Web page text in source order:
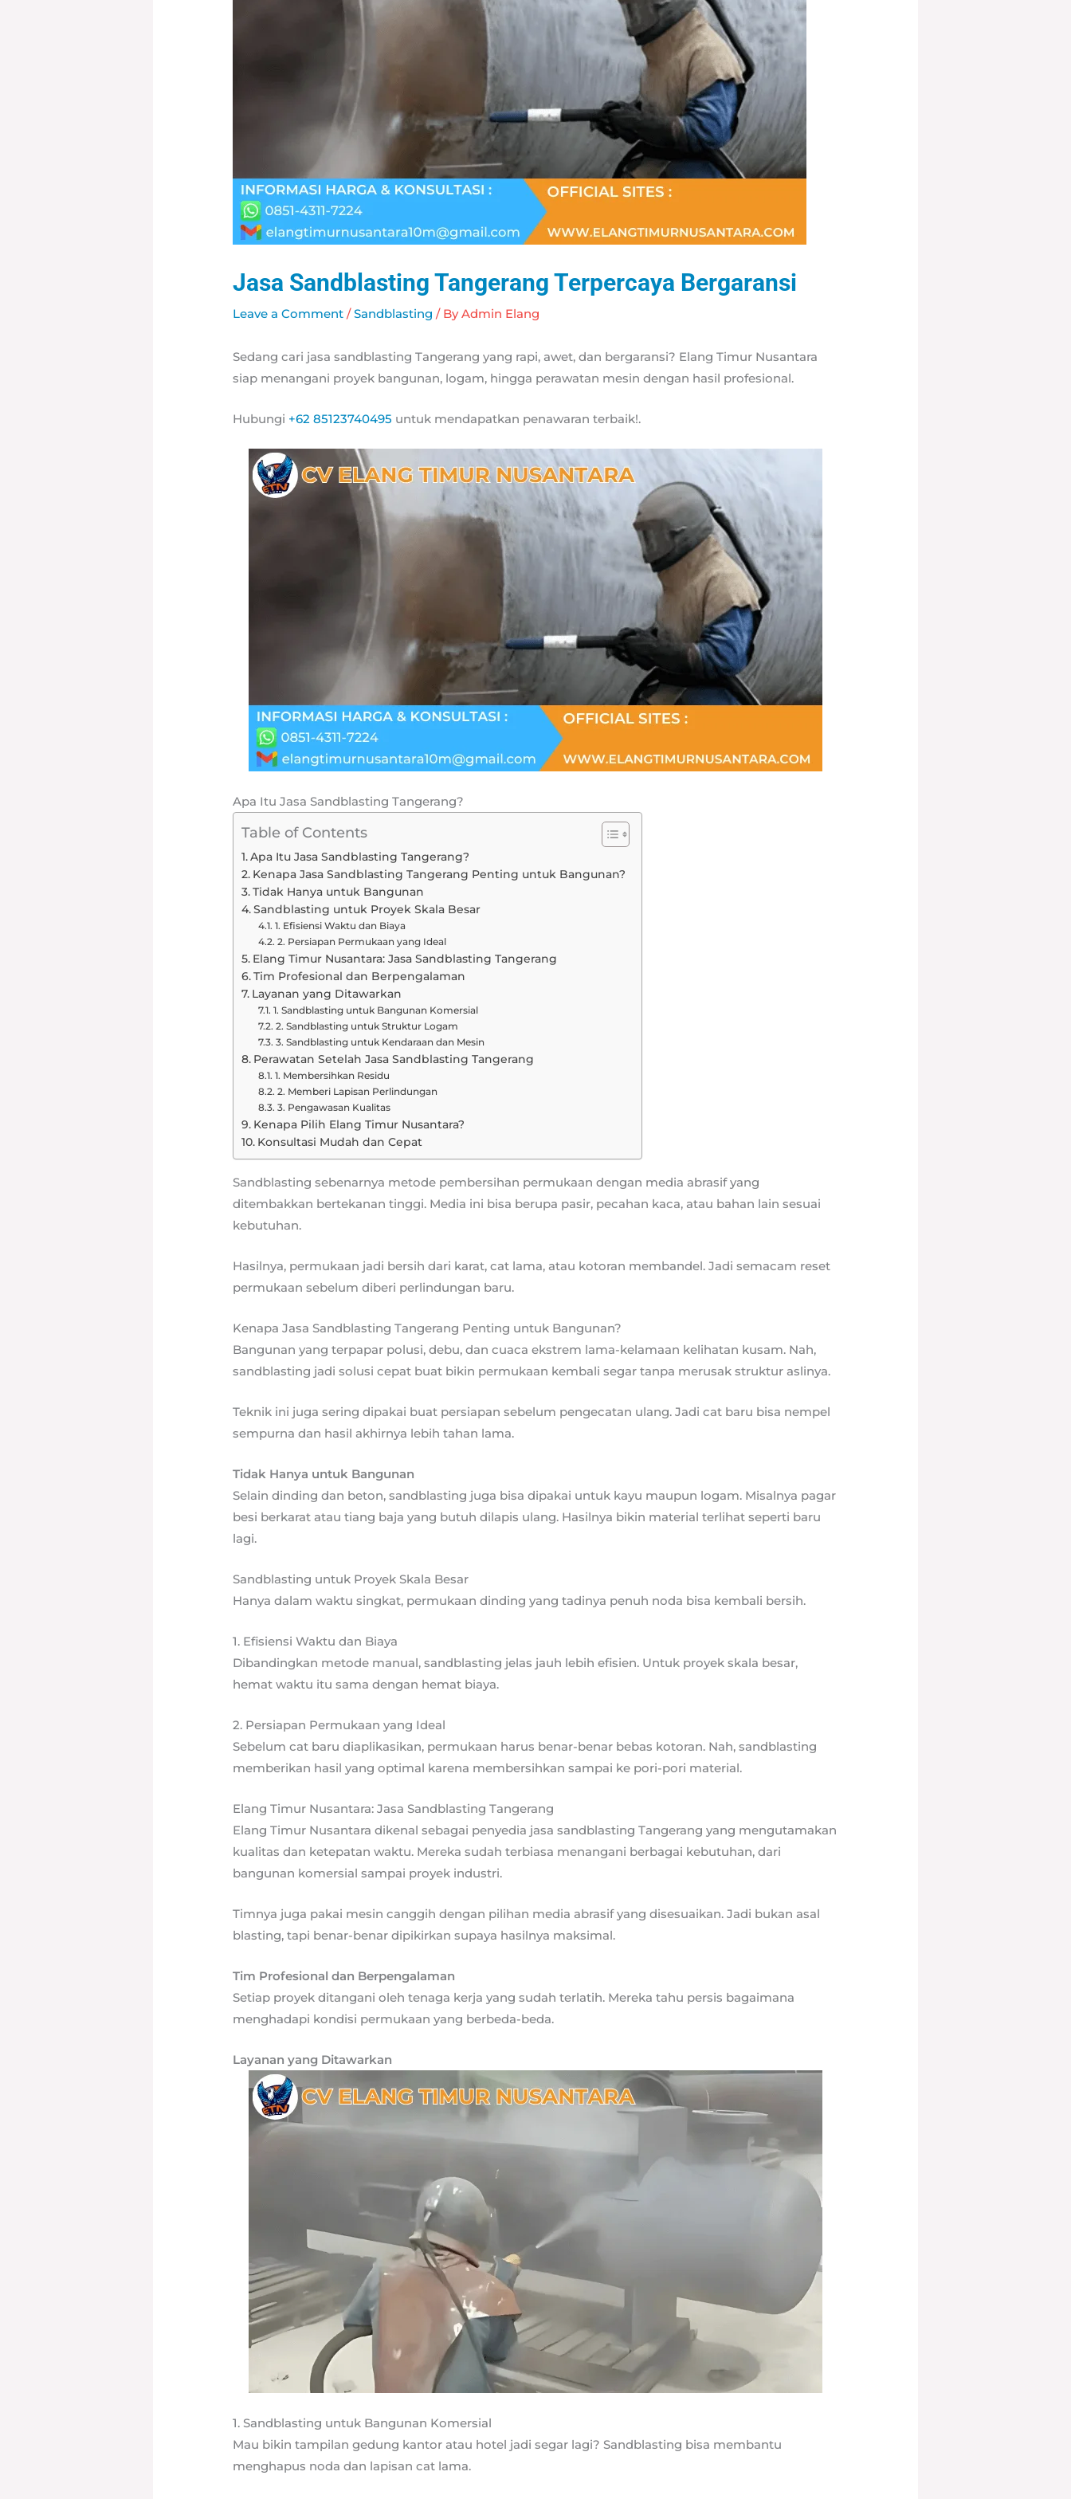
Jasa Sandblasting Tangerang Terpercaya Bergaransi
Leave a Comment /Sandblasting / ByAdmin Elang
Sedang cari jasa sandblasting Tangerang yang rapi, awet, dan bergaransi? Elang Timur Nusantara
siap menangani proyek bangunan, logam, hingga perawatan mesin dengan hasil profesional.
Hubungi +62 85123740495 untuk mendapatkan penawaran terbaik!.
Apa Itu Jasa Sandblasting Tangerang?
Table of Contents
Apa Itu Jasa Sandblasting Tangerang?
Kenapa Jasa Sandblasting Tangerang Penting untuk Bangunan?
Tidak Hanya untuk Bangunan
Sandblasting untuk Proyek Skala Besar
1. Efisiensi Waktu dan Biaya
2. Persiapan Permukaan yang Ideal
Elang Timur Nusantara: Jasa Sandblasting Tangerang
Tim Profesional dan Berpengalaman
Layanan yang Ditawarkan
1. Sandblasting untuk Bangunan Komersial
2. Sandblasting untuk Struktur Logam
3. Sandblasting untuk Kendaraan dan Mesin
Perawatan Setelah Jasa Sandblasting Tangerang
1. Membersihkan Residu
2. Memberi Lapisan Perlindungan
3. Pengawasan Kualitas
Kenapa Pilih Elang Timur Nusantara?
Konsultasi Mudah dan Cepat
Sandblasting sebenarnya metode pembersihan permukaan dengan media abrasif yang
ditembakkan bertekanan tinggi. Media ini bisa berupa pasir, pecahan kaca, atau bahan lain sesuai
kebutuhan.
Hasilnya, permukaan jadi bersih dari karat, cat lama, atau kotoran membandel. Jadi semacam reset
permukaan sebelum diberi perlindungan baru.
Kenapa Jasa Sandblasting Tangerang Penting untuk Bangunan?
Bangunan yang terpapar polusi, debu, dan cuaca ekstrem lama-kelamaan kelihatan kusam. Nah,
sandblasting jadi solusi cepat buat bikin permukaan kembali segar tanpa merusak struktur aslinya.
Teknik ini juga sering dipakai buat persiapan sebelum pengecatan ulang. Jadi cat baru bisa nempel
sempurna dan hasil akhirnya lebih tahan lama.
Tidak Hanya untuk Bangunan
Selain dinding dan beton, sandblasting juga bisa dipakai untuk kayu maupun logam. Misalnya pagar
besi berkarat atau tiang baja yang butuh dilapis ulang. Hasilnya bikin material terlihat seperti baru
lagi.
Sandblasting untuk Proyek Skala Besar
Hanya dalam waktu singkat, permukaan dinding yang tadinya penuh noda bisa kembali bersih.
1. Efisiensi Waktu dan Biaya
Dibandingkan metode manual, sandblasting jelas jauh lebih efisien. Untuk proyek skala besar,
hemat waktu itu sama dengan hemat biaya.
2. Persiapan Permukaan yang Ideal
Sebelum cat baru diaplikasikan, permukaan harus benar-benar bebas kotoran. Nah, sandblasting
memberikan hasil yang optimal karena membersihkan sampai ke pori-pori material.
Elang Timur Nusantara: Jasa Sandblasting Tangerang
Elang Timur Nusantara dikenal sebagai penyedia jasa sandblasting Tangerang yang mengutamakan
kualitas dan ketepatan waktu. Mereka sudah terbiasa menangani berbagai kebutuhan, dari
bangunan komersial sampai proyek industri.
Timnya juga pakai mesin canggih dengan pilihan media abrasif yang disesuaikan. Jadi bukan asal
blasting, tapi benar-benar dipikirkan supaya hasilnya maksimal.
Tim Profesional dan Berpengalaman
Setiap proyek ditangani oleh tenaga kerja yang sudah terlatih. Mereka tahu persis bagaimana
menghadapi kondisi permukaan yang berbeda-beda.
Layanan yang Ditawarkan
1. Sandblasting untuk Bangunan Komersial
Mau bikin tampilan gedung kantor atau hotel jadi segar lagi? Sandblasting bisa membantu
menghapus noda dan lapisan cat lama.